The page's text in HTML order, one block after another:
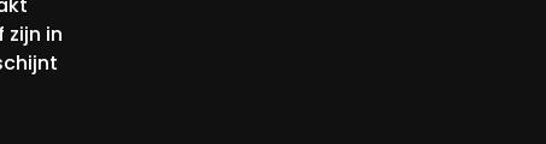
in